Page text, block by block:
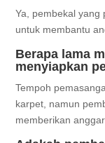
Ya, pembekal yang
untuk membantu
Berapa lama
menyiapkan
Tempoh
karpet, namun
memberikan